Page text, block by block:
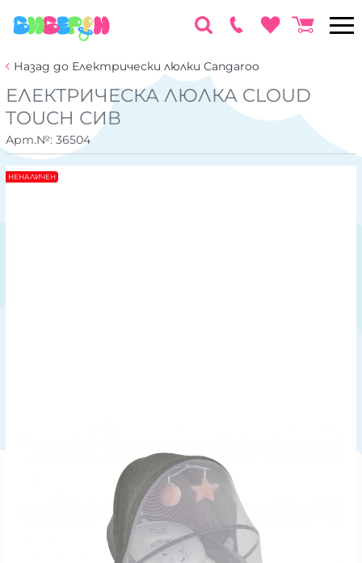
Назад до Електрически люлки Cangaroo
ЕЛЕКТРИЧЕСКА ЛЮЛКА CLOUD
TOUCH СИВ
Арт.№: 36504
НЕНАЛИЧЕН